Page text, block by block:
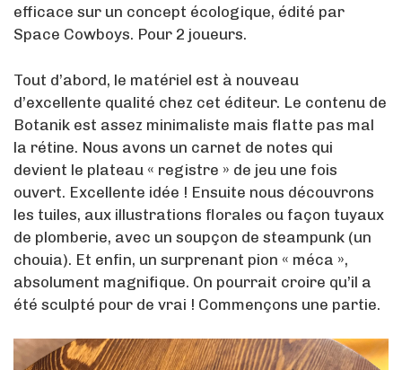
efficace sur un concept écologique, édité par
Space Cowboys. Pour 2 joueurs.
Tout d’abord, le matériel est à nouveau
d’excellente qualité chez cet éditeur. Le contenu de
Botanik est assez minimaliste mais flatte pas mal
la rétine. Nous avons un carnet de notes qui
devient le plateau « registre » de jeu une fois
ouvert. Excellente idée ! Ensuite nous découvrons
les tuiles, aux illustrations florales ou façon tuyaux
de plomberie, avec un soupçon de steampunk (un
chouia). Et enfin, un surprenant pion « méca »,
absolument magnifique. On pourrait croire qu’il a
été sculpté pour de vrai ! Commençons une partie.